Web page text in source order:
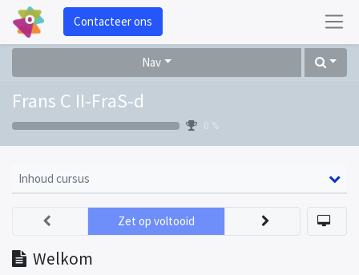
Contacteer ons
Nav
Frans C II-FraS-d
0 %
Inhoud cursus
Welkom
Zet op voltooid